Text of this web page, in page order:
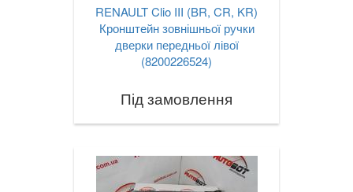
RENAULT Clio III (BR, CR, KR)
Кронштейн зовнішньої ручки
дверки передньої лівої
(8200226524)
Під замовлення